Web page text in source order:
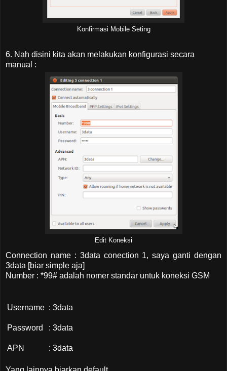
Konfirmasi Mobile Seting
6. Nah disini kita akan melakukan konfigurasi secara
manual :
Edit Koneksi
Connection name : 3data conection 1, saya ganti dengan
3data [biar simple aja]
Number : *99# adalah nomer standar untuk koneksi GSM
Username
Password
APN
: 3data
: 3data
: 3data